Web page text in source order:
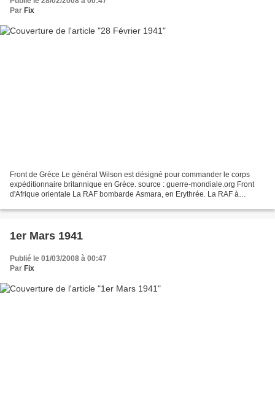
Par Fix
Front de Grèce Le général Wilson est désigné pour commander le corps
expéditionnaire britannique en Grèce. source : guerre-mondiale.org Front
d'Afrique orientale La RAF bombarde Asmara, en Erythrée. La RAF à
1er Mars 1941
Publié le 01/03/2008 à 00:47
Par Fix